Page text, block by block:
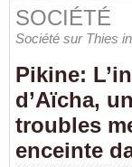
SOCIÉTÉ
Société sur Thies
Pikine:
d’Aïcha,
troubles
enceinte